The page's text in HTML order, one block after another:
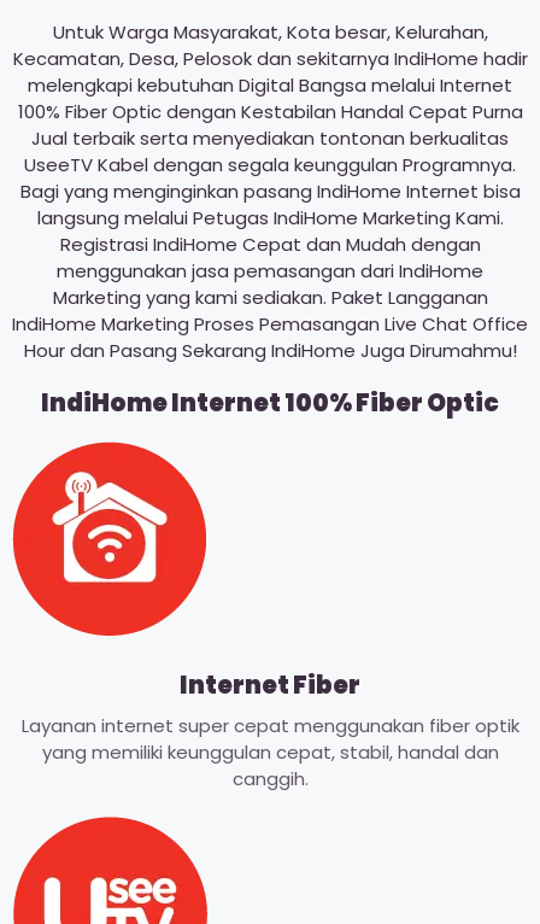
Untuk Warga Masyarakat, Kota besar, Kelurahan,
Kecamatan, Desa, Pelosok dan sekitarnya IndiHome hadir
melengkapi kebutuhan Digital Bangsa melalui Internet
100% Fiber Optic dengan Kestabilan Handal Cepat Purna
Jual terbaik serta menyediakan tontonan berkualitas
UseeTV Kabel dengan segala keunggulan Programnya.
Bagi yang menginginkan pasang IndiHome Internet bisa
langsung melalui Petugas IndiHome Marketing Kami.
Registrasi IndiHome Cepat dan Mudah dengan
menggunakan jasa pemasangan dari IndiHome
Marketing yang kami sediakan. Paket Langganan
IndiHome Marketing Proses Pemasangan Live Chat Office
Hour dan Pasang Sekarang IndiHome Juga Dirumahmu!
IndiHome Internet 100% Fiber Optic
Internet Fiber
Layanan internet super cepat menggunakan fiber optik
yang memiliki keunggulan cepat, stabil, handal dan
canggih.